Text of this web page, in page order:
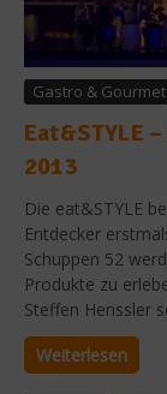
Gastro & Gourmet
Eat&STYLE
2013
Die eat&STYLE
Entdecker
Schuppen 52
Produkte zu
Steffen Henssler
Weiterlesen